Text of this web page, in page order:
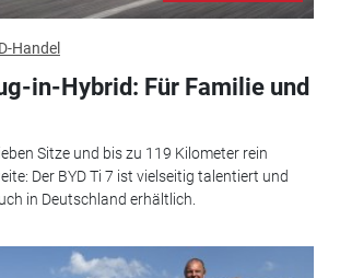
Handel
in-Hybrid: Für Familie und
Sitze und bis zu 119 Kilometer rein
Der BYD Ti 7 ist vielseitig talentiert und
in Deutschland erhältlich.